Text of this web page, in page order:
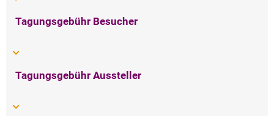
Tagungsgebühr Besucher
Tagungsgebühr Aussteller